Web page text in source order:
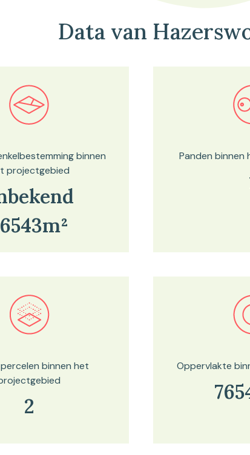
Data van
onze kaartviewer
binnen
projectgebied
Bekijk in
Panden
onze kaartviewer
binnen het
2
Bekijk in
Oppervlakte